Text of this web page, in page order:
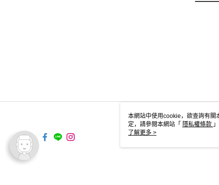
本網站中使用cookie，欲查詢有
定，請參閱本網站「 隱私權條款
cookie。
了解更多 >